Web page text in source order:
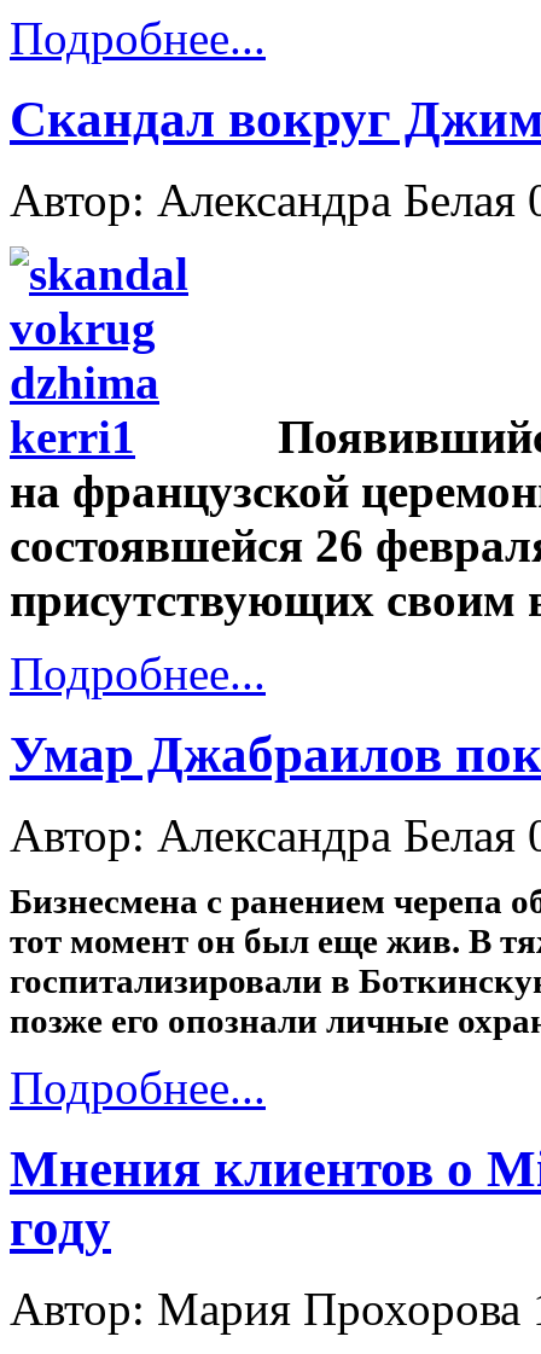
Подробнее...
Скандал вокруг
Автор: Александра Белая
на французской
состоявшейся 26
присутствующих
Подробнее...
Умар Джабраилов
Автор: Александра Белая
Бизнесмена с ранением черепа
тот момент он был еще жив. В
госпитализировали в
позже его опознали личные
Подробнее...
Мнения клиентов о
году
Автор: Мария Прохорова